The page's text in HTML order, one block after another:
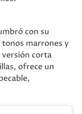
con su
marrones y
corta
ofrece un